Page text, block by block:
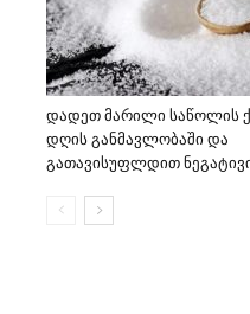
დადეთ მარილი საწოლის
დღის განმავლობაში და
გათავისუფლდით